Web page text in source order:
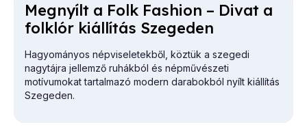
Meg­nyílt a Folk Fashi­on – Di­vat a
folk­lór ki­ál­lí­tás Sze­ge­den
Hagyományos népviseletekből, köztük a szegedi
nagytájra jellemző ruhákból és népművészeti
motívumokat tartalmazó modern darabokból nyílt kiállítás
Szegeden.